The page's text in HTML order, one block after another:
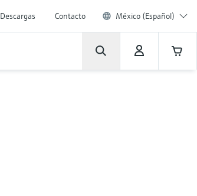
Descargas Contacto México (Español)